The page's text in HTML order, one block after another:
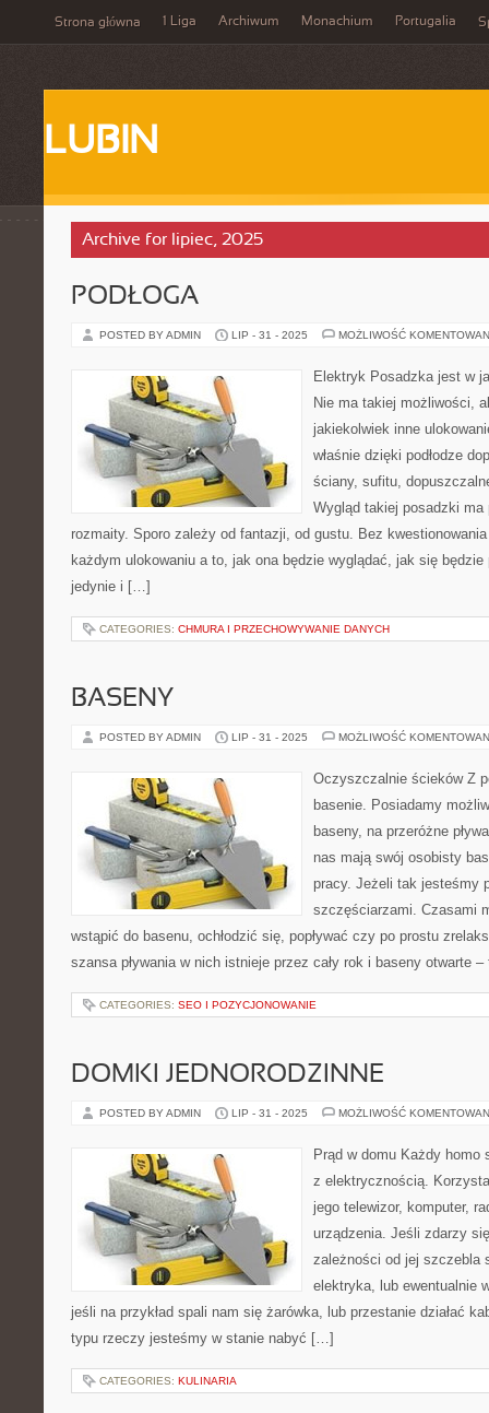
Strona główna 1 Liga Archiwum Monachium Portugalia
LUBIN
Archive for lipiec, 2025
PODŁOGA
POSTED BY ADMIN LIP - 31 - 2025 MOŻLIWOŚĆ
Elektryk Posadzka jest w
Nie ma takiej możliwości,
jakiekolwiek inne
właśnie dzięki podłodze
ściany, sufitu,
Wygląd takiej posadzki
rozmaity. Sporo zależy od fantazji, od gustu. Bez kwestionowania
każdym ulokowaniu a to, jak ona będzie wyglądać, jak się
jedynie i […]
CATEGORIES: CHMURA I PRZECHOWYWANIE DANYCH
BASENY
POSTED BY ADMIN LIP - 31 - 2025 MOŻLIWOŚĆ
Oczyszczalnie ścieków Z
basenie. Posiadamy
baseny, na przeróżne
nas mają swój osobisty
pracy. Jeżeli tak jesteśmy
szczęściarzami. Czasami
wstąpić do basenu, ochłodzić się, popływać czy po prostu
szansa pływania w nich istnieje przez cały rok i baseny otwarte
CATEGORIES: SEO I POZYCJONOWANIE
DOMKI JEDNORODZINNE
POSTED BY ADMIN LIP - 31 - 2025 MOŻLIWOŚĆ
Prąd w domu Każdy
z elektrycznością.
jego telewizor, komputer,
urządzenia. Jeśli zdarzy
zależności od jej szczebla
elektryka, lub ewentualnie
jeśli na przykład spali nam się żarówka, lub przestanie działać
typu rzeczy jesteśmy w stanie nabyć […]
CATEGORIES: KULINARIA